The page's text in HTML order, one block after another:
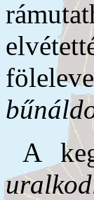
A